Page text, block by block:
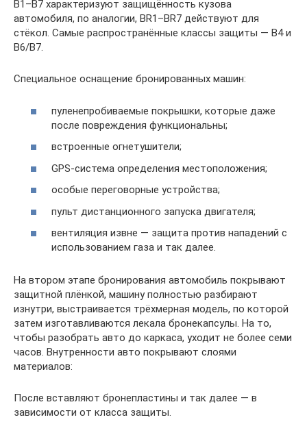
B1–B7 характеризуют защищённость кузова
автомобиля, по аналогии, BR1–BR7 действуют для
стёкол. Самые распространённые классы защиты — B4 и
B6/B7.
Специальное оснащение бронированных машин:
пуленепробиваемые покрышки, которые даже
после повреждения функциональны;
встроенные огнетушители;
GPS-система определения местоположения;
особые переговорные устройства;
пульт дистанционного запуска двигателя;
вентиляция извне — защита против нападений с
использованием газа и так далее.
На втором этапе бронирования автомобиль покрывают
защитной плёнкой, машину полностью разбирают
изнутри, выстраивается трёхмерная модель, по которой
затем изготавливаются лекала бронекапсулы. На то,
чтобы разобрать авто до каркаса, уходит не более семи
часов. Внутренности авто покрывают слоями
материалов:
После вставляют бронепластины и так далее — в
зависимости от класса защиты.